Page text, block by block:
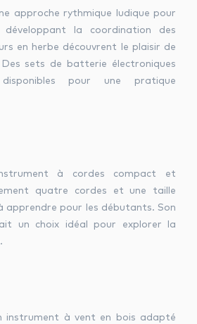
approche rythmique ludique pour
la coordination des
en herbe découvrent le plaisir de
sets de batterie électroniques
pour une pratique
à cordes compact et
quatre cordes et une taille
apprendre pour les débutants. Son
un choix idéal pour explorer la
instrument à vent en bois adapté